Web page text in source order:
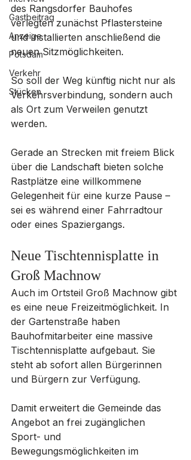
Gastbeitrag
Anzeige
Potsdam
Verkehr
Stücken
des Rangsdorfer Bauhofes
verlegten zunächst Pflastersteine
und installierten anschließend die
neuen Sitzmöglichkeiten.
So soll der Weg künftig nicht nur als
Verkehrsverbindung, sondern auch
als Ort zum Verweilen genutzt
werden.
Gerade an Strecken mit freiem Blick
über die Landschaft bieten solche
Rastplätze eine willkommene
Gelegenheit für eine kurze Pause –
sei es während einer Fahrradtour
oder eines Spaziergangs.
Neue Tischtennisplatte in
Groß Machnow
Auch im Ortsteil Groß Machnow gibt
es eine neue Freizeitmöglichkeit. In
der Gartenstraße haben
Bauhofmitarbeiter eine massive
Tischtennisplatte aufgebaut. Sie
steht ab sofort allen Bürgerinnen
und Bürgern zur Verfügung.
Damit erweitert die Gemeinde das
Angebot an frei zugänglichen
Sport- und
Bewegungsmöglichkeiten im